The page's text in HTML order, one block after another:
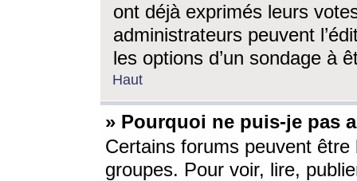
ont déjà exprimés leurs
administrateurs peuvent
les options d’un sondage à
Haut
» Pourquoi ne puis-je pas
Certains forums peuvent être
groupes. Pour voir, lire,